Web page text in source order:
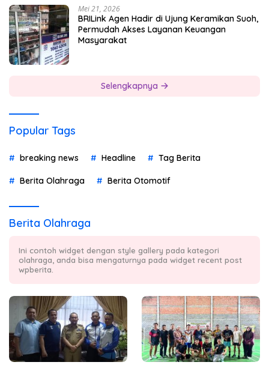
Mei 21, 2026
BRILink Agen Hadir di Ujung Keramikan Suoh,
Permudah Akses Layanan Keuangan
Masyarakat
Selengkapnya
Popular Tags
breaking news Headline Tag Berita
Berita Olahraga Berita Otomotif
Berita Olahraga
Ini contoh widget dengan style gallery pada kategori
olahraga, anda bisa mengaturnya pada widget recent post
wpberita.